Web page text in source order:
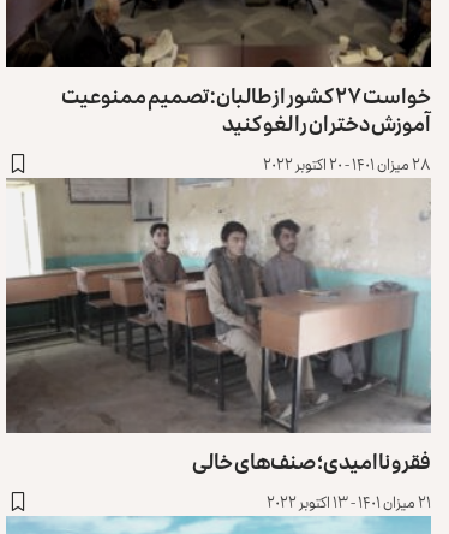
خواست ۲۷ کشور از طالبان: تصمیم ممنوعیت
آموزش دختران را لغو کنید
۲۸ میزان ۱۴۰۱ - ۲۰ اکتوبر ۲۰۲۲
فقر و ناامیدی؛ صنف‌های خالی
۲۱ میزان ۱۴۰۱ - ۱۳ اکتوبر ۲۰۲۲